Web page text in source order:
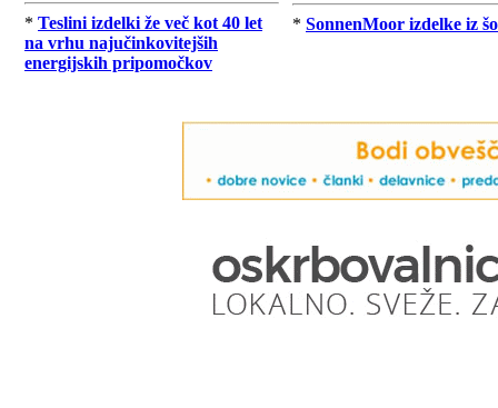
* Teslini izdelki že več kot 40 let
na vrhu najučinkovitejših
energijskih pripomočkov
* SonnenMoor izdelke iz